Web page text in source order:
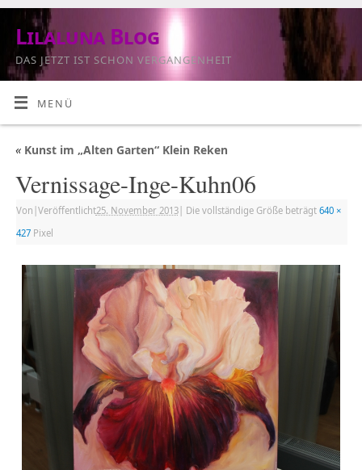
Lilaluna Blog
DAS JETZT IST SCHON VERGANGENHEIT
MENÜ
«Kunst im „Alten Garten“ Klein Reken
Vernissage-Inge-Kuhn06
Von Veröffentlicht25. November 2013| Die vollständige Größe beträgt 640 ×
427Pixel